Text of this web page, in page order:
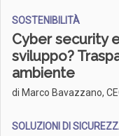
SOSTENIBILITÀ
Cyber security
sviluppo?
ambiente
di Marco Bavazzano,
SOLUZIONI DI